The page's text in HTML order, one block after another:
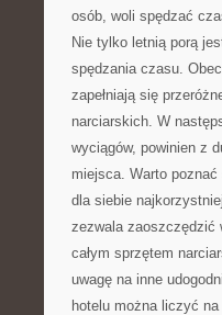
osób, woli spędzać
Nie tylko letnią porą
spędzania czasu.
zapełniają się
narciarskich. W
wyciągów, powinien z
miejsca. Warto
dla siebie
zezwala zaoszczędzić
całym sprzętem
uwagę na inne
hotelu można liczyć